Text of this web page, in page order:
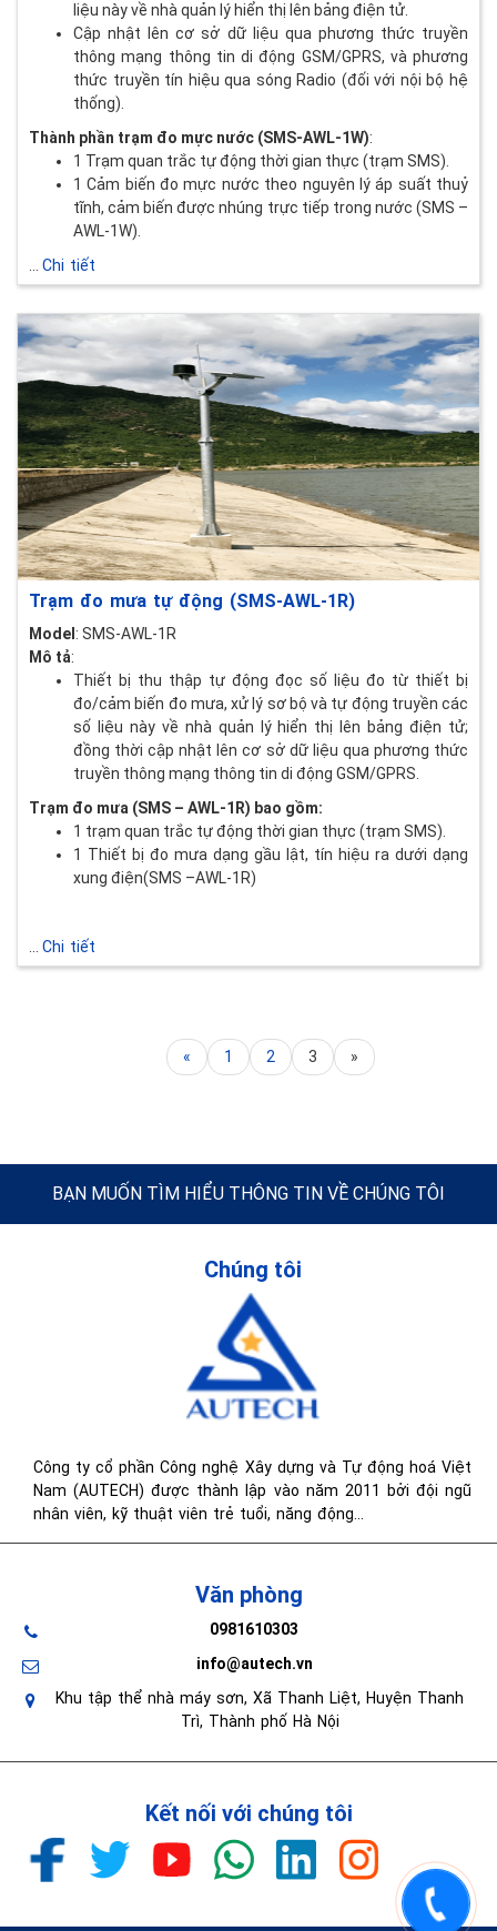
liệu này về nhà quản lý hiển thị lên bảng điện tử.
Cập nhật lên cơ sở dữ liệu qua phương thức truyền
thông mạng thông tin di động GSM/GPRS, và phương
thức truyền tín hiệu qua sóng Radio (đối với nội bộ hệ
thống).
Thành phần trạm đo mực nước (SMS-AWL-1W):
1 Trạm quan trắc tự động thời gian thực (trạm SMS).
1 Cảm biến đo mực nước theo nguyên lý áp suất thuỷ
tĩnh, cảm biến được nhúng trực tiếp trong nước (SMS –
AWL-1W).
Chi tiết
Trạm đo mưa tự động (SMS-AWL-1R)
Model : SMS-AWL-1R
Mô tả:
Thiết bị thu thập tự động đọc số liệu đo từ thiết bị
đo/cảm biến đo mưa, xử lý sơ bộ và tự động truyền các
số liệu này về nhà quản lý hiển thị lên bảng điện tử;
đồng thời cập nhật lên cơ sở dữ liệu qua phương thức
truyền thông mạng thông tin di động GSM/GPRS.
Trạm đo mưa (SMS – AWL-1R) bao gồm:
1 trạm quan trắc tự động thời gian thực (trạm SMS).
1 Thiết bị đo mưa dạng gầu lật, tín hiệu ra dưới dạng
xung điện(SMS –AWL-1R)
Chi tiết
« 1 2 3 »
BẠN MUỐN TÌM HIỂU THÔNG TIN VỀ CHÚNG TÔI
Chúng tôi
Công ty cổ phần Công nghệ Xây dựng và Tự động hoá Việt
Nam (AUTECH) được thành lập vào năm 2011 bởi đội ngũ
nhân viên, kỹ thuật viên trẻ tuổi, năng động...
Văn phòng
0981610303
info@autech.vn
Khu tập thể nhà máy sơn, Xã Thanh Liệt, Huyện Thanh
Trì, Thành phố Hà Nội
Kết nối với chúng tôi